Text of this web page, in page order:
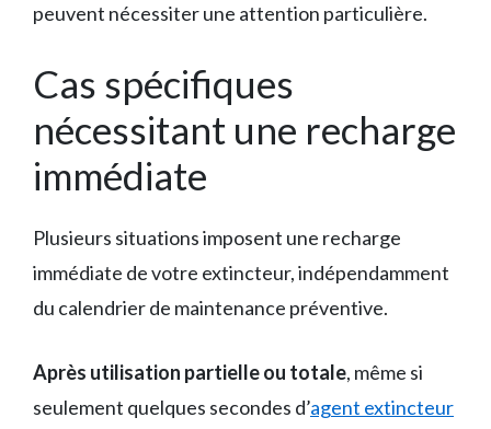
peuvent nécessiter une attention particulière.
Cas spécifiques
nécessitant une recharge
immédiate
Plusieurs situations imposent une recharge
immédiate de votre extincteur, indépendamment
du calendrier de maintenance préventive.
Après utilisation partielle ou totale, même si
seulement quelques secondes d’agent extincteur